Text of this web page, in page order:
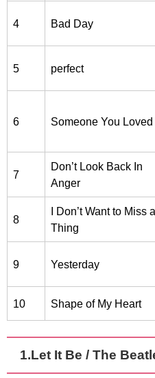
4 Bad Day
5 perfect
6 Someone You Loved
7
Don’t Look Back In
Anger
8
I Don’t Want to Miss a
Thing
9 Yesterday
10 Shape of My Heart
1.Let It Be / The